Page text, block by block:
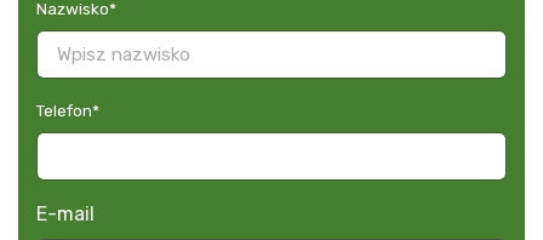
Nazwisko*
Telefon*
E-mail